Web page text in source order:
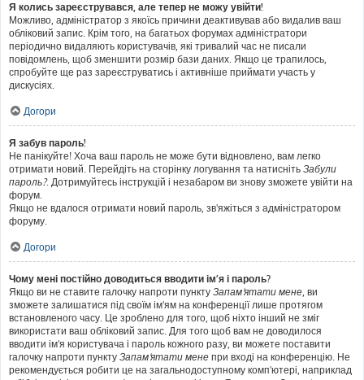
Я колись зареєструвався, але тепер не можу увійти!
Можливо, адміністратор з якоїсь причини деактивував або видалив ваш
обліковий запис. Крім того, на багатьох форумах адміністратори
періодично видаляють користувачів, які тривалий час не писали
повідомлень, щоб зменшити розмір бази даних. Якщо це трапилось,
спробуйте ще раз зареєструватись і активніше приймати участь у
дискусіях.
Догори
Я забув пароль!
Не панікуйте! Хоча ваш пароль не може бути відновлено, вам легко
отримати новий. Перейдіть на сторінку логування та натисніть Забули
пароль?. Дотримуйтесь інструкцій і незабаром ви знову зможете увійти на
форум.
Якщо не вдалося отримати новий пароль, зв'яжіться з адміністратором
форуму.
Догори
Чому мені постійно доводиться вводити ім’я і пароль?
Якщо ви не ставите галочку напроти пункту Запам'ятати мене, ви
зможете залишатися під своїм ім'ям на конференції лише протягом
встановленого часу. Це зроблено для того, щоб ніхто інший не зміг
використати ваш обліковий запис. Для того щоб вам не доводилося
вводити ім'я користувача і пароль кожного разу, ви можете поставити
галочку напроти пункту Запам'ятати мене при вході на конференцію. Не
рекомендується робити це на загальнодоступному комп'ютері, наприклад